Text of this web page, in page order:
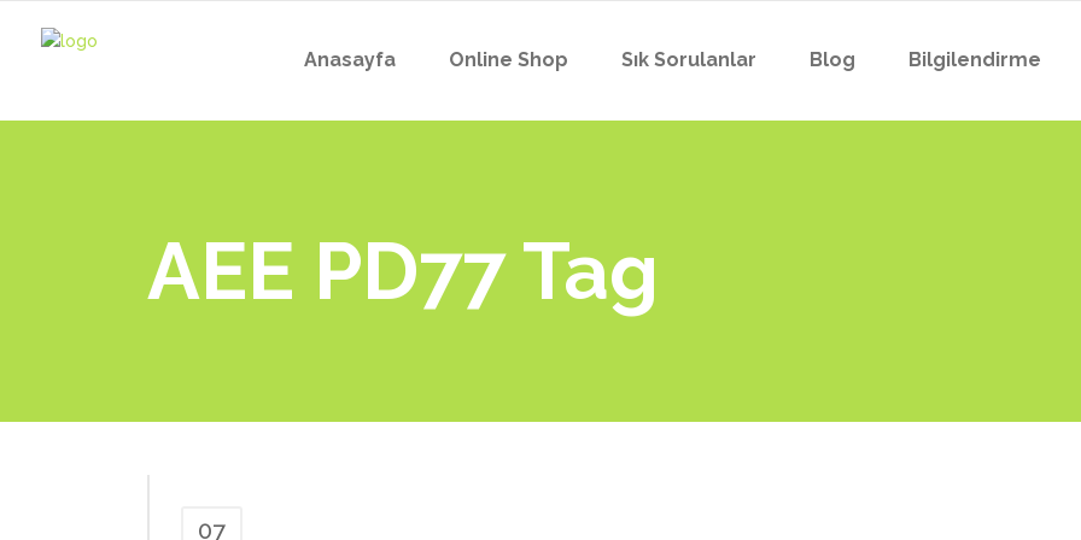
Anasayfa Online Shop Sık Sorulanlar Blog Bilgilendirme
GARDİYAN YAKA
BELEDİYE YAKA
AEE PD77 Tag
07